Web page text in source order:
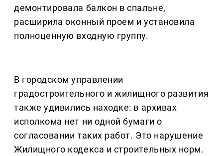
демонтировала балкон в спальне,
расширила оконный проем и установила
полноценную входную группу.
В городском управлении
градостроительного и жилищного развития
также удивились находке: в архивах
исполкома нет ни одной бумаги о
согласовании таких работ. Это нарушение
Жилищного кодекса и строительных норм.